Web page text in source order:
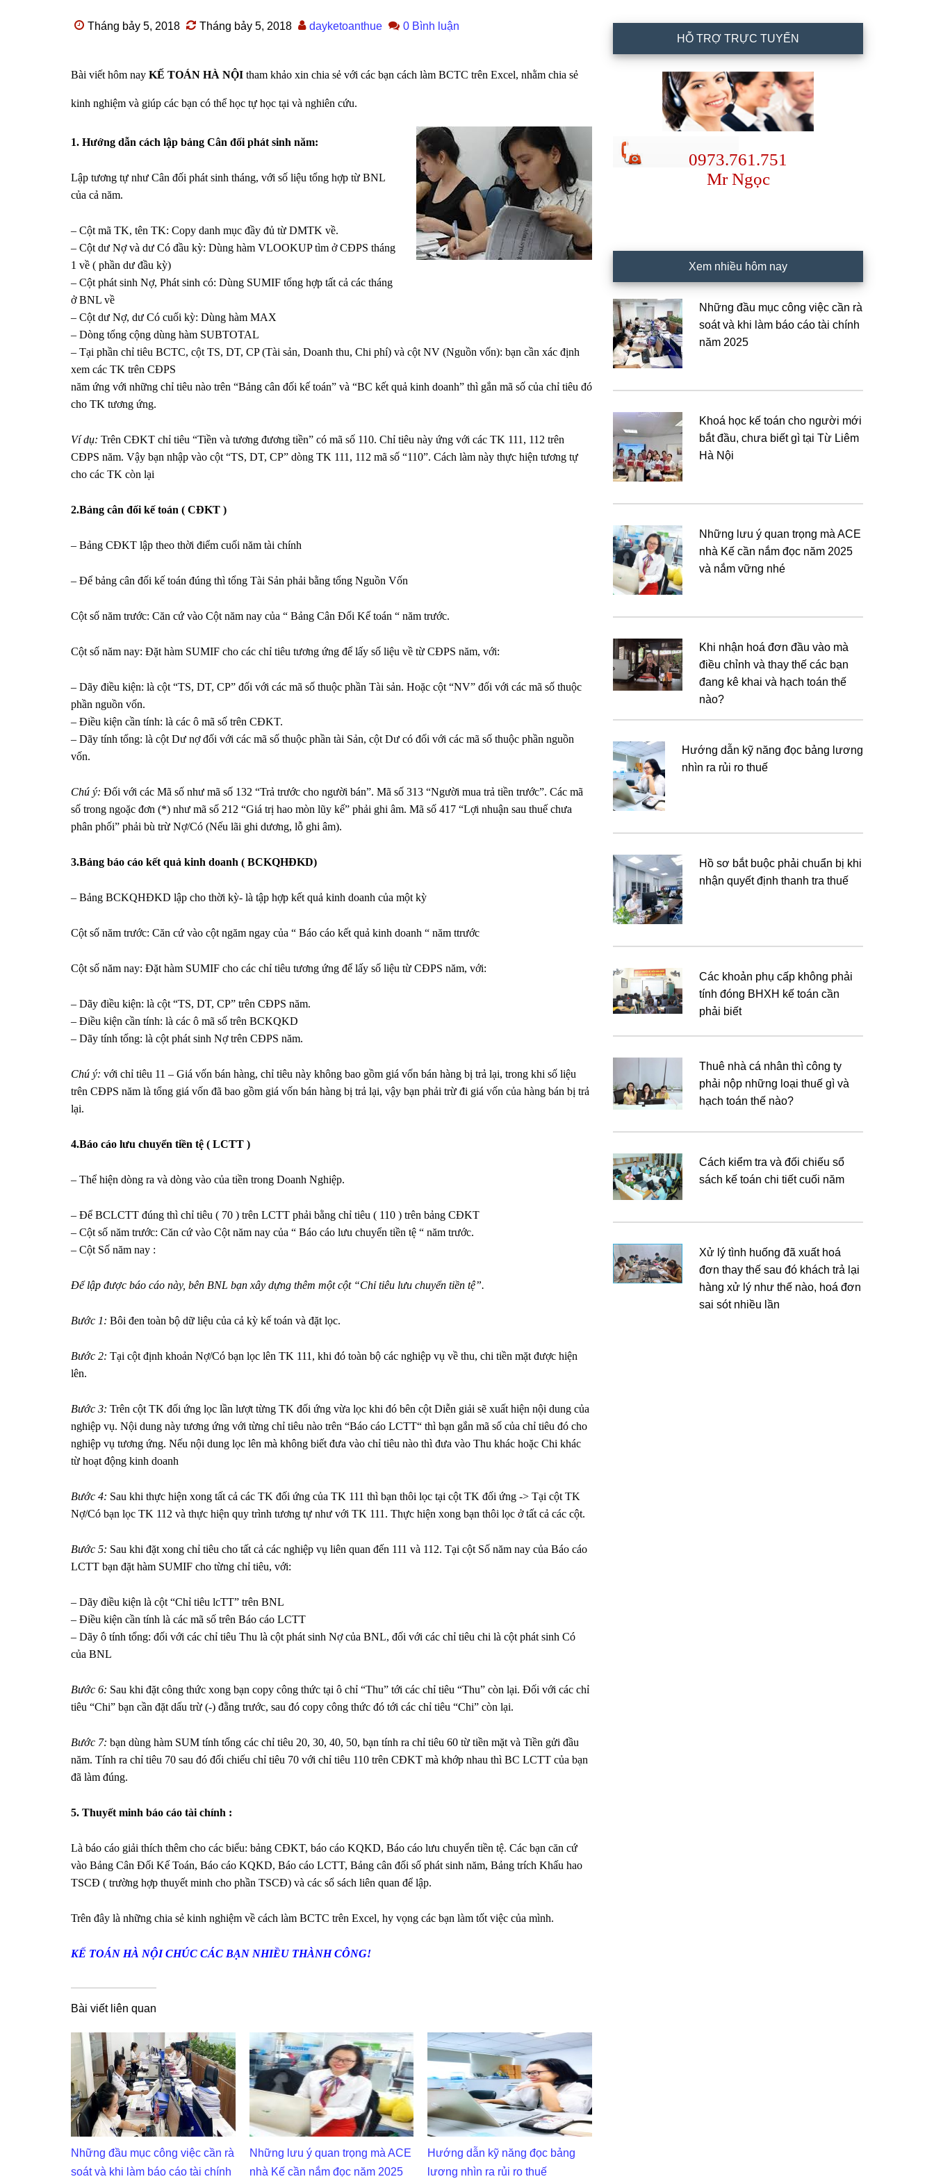
Tháng bảy 5, 2018 Tháng bảy 5, 2018 dayketoanthue 0 Bình luận
Bài viết hôm nay KẾ TOÁN HÀ NỘI tham khảo xin chia sẻ với các bạn cách làm BCTC trên Excel, nhằm chia sẻ
kinh nghiệm và giúp các bạn có thể học tự học tại và nghiên cứu.
1. Hướng dẫn cách lập bảng Cân đối phát sinh năm:
Lập tương tự như Cân đối phát sinh tháng, với số liệu tổng hợp từ BNL
của cả năm.
– Cột mã TK, tên TK: Copy danh mục đầy đủ từ DMTK về.
– Cột dư Nợ và dư Có đầu kỳ: Dùng hàm VLOOKUP tìm ở CĐPS tháng
1 về ( phần dư đầu kỳ)
– Cột phát sinh Nợ, Phát sinh có: Dùng SUMIF tổng hợp tất cả các tháng
ở BNL về
– Cột dư Nợ, dư Có cuối kỳ: Dùng hàm MAX
– Dòng tổng cộng dùng hàm SUBTOTAL
– Tại phần chỉ tiêu BCTC, cột TS, DT, CP (Tài sản, Doanh thu, Chi phí) và cột NV (Nguồn vốn): bạn cần xác định
xem các TK trên CĐPS
năm ứng với những chỉ tiêu nào trên “Bảng cân đối kế toán” và “BC kết quả kinh doanh” thì gắn mã số của chỉ tiêu đó
cho TK tương ứng.
Ví dụ: Trên CĐKT chỉ tiêu “Tiền và tương đương tiền” có mã số 110. Chỉ tiêu này ứng với các TK 111, 112 trên
CĐPS năm. Vậy bạn nhập vào cột “TS, DT, CP” dòng TK 111, 112 mã số “110”. Cách làm này thực hiện tương tự
cho các TK còn lại
2.Bảng cân đối kế toán ( CĐKT )
– Bảng CĐKT lập theo thời điểm cuối năm tài chính
– Để bảng cân đối kế toán đúng thì tổng Tài Sản phải bằng tổng Nguồn Vốn
Cột số năm trước: Căn cứ vào Cột năm nay của “ Bảng Cân Đối Kế toán “ năm trước.
Cột số năm nay: Đặt hàm SUMIF cho các chỉ tiêu tương ứng để lấy số liệu về từ CĐPS năm, với:
– Dãy điều kiện: là cột “TS, DT, CP” đối với các mã số thuộc phần Tài sản. Hoặc cột “NV” đối với các mã số thuộc
phần nguồn vốn.
– Điều kiện cần tính: là các ô mã số trên CĐKT.
– Dãy tính tổng: là cột Dư nợ đối với các mã số thuộc phần tài Sản, cột Dư có đối với các mã số thuộc phần nguồn
vốn.
Chú ý: Đối với các Mã số như mã số 132 “Trả trước cho người bán”. Mã số 313 “Người mua trả tiền trước”. Các mã
số trong ngoặc đơn (*) như mã số 212 “Giá trị hao mòn lũy kế” phải ghi âm. Mã số 417 “Lợi nhuận sau thuế chưa
phân phối” phải bù trừ Nợ/Có (Nếu lãi ghi dương, lỗ ghi âm).
3.Bảng báo cáo kết quả kinh doanh ( BCKQHĐKD)
– Bảng BCKQHĐKD lập cho thời kỳ- là tập hợp kết quả kinh doanh của một kỳ
Cột số năm trước: Căn cứ vào cột ngăm ngay của “ Báo cáo kết quả kinh doanh “ năm ttrước
Cột số năm nay: Đặt hàm SUMIF cho các chỉ tiêu tương ứng để lấy số liệu từ CĐPS năm, với:
– Dãy điều kiện: là cột “TS, DT, CP” trên CĐPS năm.
– Điều kiện cần tính: là các ô mã số trên BCKQKD
– Dãy tính tổng: là cột phát sinh Nợ trên CĐPS năm.
Chú ý: với chỉ tiêu 11 – Giá vốn bán hàng, chỉ tiêu này không bao gồm giá vốn bán hàng bị trả lại, trong khi số liệu
trên CĐPS năm là tổng giá vốn đã bao gồm giá vốn bán hàng bị trả lại, vậy bạn phải trừ đi giá vốn của hàng bán bị trả
lại.
4.Báo cáo lưu chuyển tiền tệ ( LCTT )
– Thể hiện dòng ra và dòng vào của tiền trong Doanh Nghiệp.
– Để BCLCTT đúng thì chỉ tiêu ( 70 ) trên LCTT phải bằng chỉ tiêu ( 110 ) trên bảng CĐKT
– Cột số năm trước: Căn cứ vào Cột năm nay của “ Báo cáo lưu chuyển tiền tệ “ năm trước.
– Cột Số năm nay :
Để lập được báo cáo này, bên BNL bạn xây dựng thêm một cột “Chỉ tiêu lưu chuyển tiền tệ”.
Bước 1: Bôi đen toàn bộ dữ liệu của cả kỳ kế toán và đặt lọc.
Bước 2: Tại cột định khoản Nợ/Có bạn lọc lên TK 111, khi đó toàn bộ các nghiệp vụ về thu, chi tiền mặt được hiện
lên.
Bước 3: Trên cột TK đối ứng lọc lần lượt từng TK đối ứng vừa lọc khi đó bên cột Diễn giải sẽ xuất hiện nội dung của
nghiệp vụ. Nội dung này tương ứng với từng chỉ tiêu nào trên “Báo cáo LCTT“ thì bạn gắn mã số của chỉ tiêu đó cho
nghiệp vụ tương ứng. Nếu nội dung lọc lên mà không biết đưa vào chỉ tiêu nào thì đưa vào Thu khác hoặc Chi khác
từ hoạt động kinh doanh
Bước 4: Sau khi thực hiện xong tất cả các TK đối ứng của TK 111 thì bạn thôi lọc tại cột TK đối ứng -> Tại cột TK
Nợ/Có bạn lọc TK 112 và thực hiện quy trình tương tự như với TK 111. Thực hiện xong bạn thôi lọc ở tất cả các cột.
Bước 5: Sau khi đặt xong chỉ tiêu cho tất cả các nghiệp vụ liên quan đến 111 và 112. Tại cột Số năm nay của Báo cáo
LCTT bạn đặt hàm SUMIF cho từng chỉ tiêu, với:
– Dãy điều kiện là cột “Chỉ tiêu lcTT” trên BNL
– Điều kiện cần tính là các mã số trên Báo cáo LCTT
– Dãy ô tính tổng: đối với các chỉ tiêu Thu là cột phát sinh Nợ của BNL, đối với các chỉ tiêu chi là cột phát sinh Có
của BNL
Bước 6: Sau khi đặt công thức xong bạn copy công thức tại ô chỉ “Thu” tới các chỉ tiêu “Thu” còn lại. Đối với các chỉ
tiêu “Chi” bạn cần đặt dấu trừ (-) đằng trước, sau đó copy công thức đó tới các chỉ tiêu “Chi” còn lại.
Bước 7: bạn dùng hàm SUM tính tổng các chỉ tiêu 20, 30, 40, 50, bạn tính ra chỉ tiêu 60 từ tiền mặt và Tiền gửi đầu
năm. Tính ra chỉ tiêu 70 sau đó đối chiếu chỉ tiêu 70 với chỉ tiêu 110 trên CĐKT mà khớp nhau thì BC LCTT của bạn
đã làm đúng.
5. Thuyết minh báo cáo tài chính :
Là báo cáo giải thích thêm cho các biểu: bảng CĐKT, báo cáo KQKD, Báo cáo lưu chuyển tiền tệ. Các bạn căn cứ
vào Bảng Cân Đối Kế Toán, Báo cáo KQKD, Báo cáo LCTT, Bảng cân đối số phát sinh năm, Bảng trích Khấu hao
TSCĐ ( trường hợp thuyết minh cho phần TSCĐ) và các sổ sách liên quan để lập.
Trên đây là những chia sẻ kinh nghiệm về cách làm BCTC trên Excel, hy vọng các bạn làm tốt việc của mình.
KẾ TOÁN HÀ NỘI CHÚC CÁC BẠN NHIỀU THÀNH CÔNG!
Bài viết liên quan
Những đầu mục công việc cần rà
soát và khi làm báo cáo tài chính
Những lưu ý quan trọng mà ACE
nhà Kế cần nắm đọc năm 2025
Hướng dẫn kỹ năng đọc bảng
lương nhìn ra rủi ro thuế
HỖ TRỢ TRỰC TUYẾN
0973.761.751
Mr Ngọc
Xem nhiều hôm nay
Những đầu mục công việc cần rà
soát và khi làm báo cáo tài chính
năm 2025
Khoá học kế toán cho người mới
bắt đầu, chưa biết gì tại Từ Liêm
Hà Nội
Những lưu ý quan trọng mà ACE
nhà Kế cần nắm đọc năm 2025
và nắm vững nhé
Khi nhận hoá đơn đầu vào mà
điều chỉnh và thay thế các bạn
đang kê khai và hạch toán thế
nào?
Hướng dẫn kỹ năng đọc bảng lương
nhìn ra rủi ro thuế
Hồ sơ bắt buộc phải chuẩn bị khi
nhận quyết định thanh tra thuế
Các khoản phụ cấp không phải
tính đóng BHXH kế toán cần
phải biết
Thuê nhà cá nhân thì công ty
phải nộp những loại thuế gì và
hạch toán thế nào?
Cách kiểm tra và đối chiếu sổ
sách kế toán chi tiết cuối năm
Xử lý tình huống đã xuất hoá
đơn thay thế sau đó khách trả lại
hàng xử lý như thế nào, hoá đơn
sai sót nhiều lần